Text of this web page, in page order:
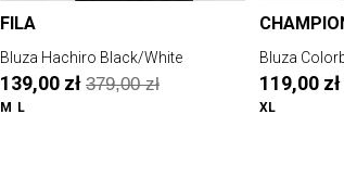
FILA
Bluza Hachiro Black/White
139,00 zł 379,00 zł
M L
Bluza
119,00 zł
XL